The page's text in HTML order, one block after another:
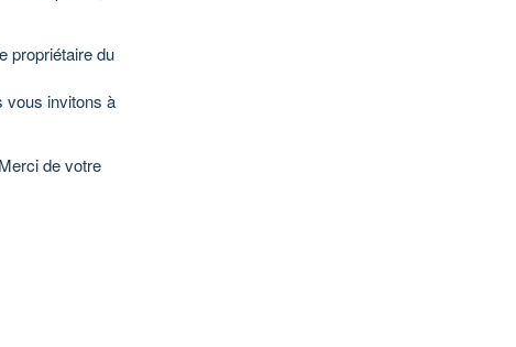
propriétaire du
vous invitons à
de votre